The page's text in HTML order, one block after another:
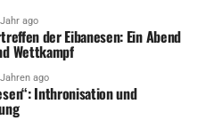
ago
der Eibanesen: Ein Abend
Wettkampf
ago
Inthronisation und